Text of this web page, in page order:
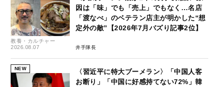
教養・カルチャー
2026.08.07
因は「味」でも「売上」でもなく…名店
「渡なべ」のベテラン店主が明かした“想
定外の敵”【2026年7月バズり記事2位】
井手隊長
NEW
〈習近平に特大ブーメラン〉「中国人客
お断り」「中国に好感持てない72%」韓